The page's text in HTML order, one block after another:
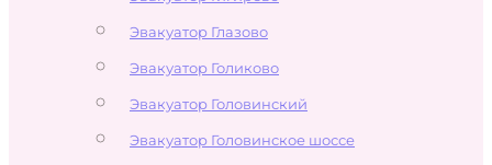
Эвакуатор Глазово
Эвакуатор Голиково
Эвакуатор Головинский
Эвакуатор Головинское шоссе